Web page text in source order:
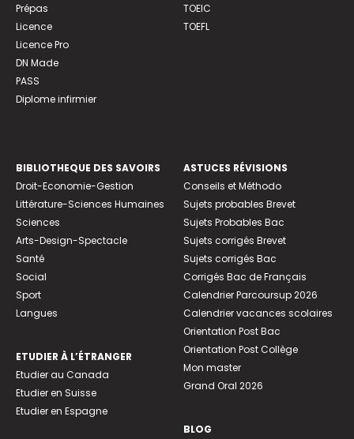
Prépas
Licence
Licence Pro
DN Made
PASS
Diplome infirmier
TOEIC
TOEFL
BIBLIOTHEQUE DES SAVOIRS
Droit-Economie-Gestion
Littérature-Sciences Humaines
Sciences
Arts-Design-Spectacle
Santé
Social
Sport
Langues
ETUDIER À L’ÉTRANGER
Etudier au Canada
Etudier en Suisse
Etudier en Espagne
ASTUCES RÉVISIONS
Conseils et Méthodo
Sujets probables Brevet
Sujets Probables Bac
Sujets corrigés Brevet
Sujets corrigés Bac
Corrigés Bac de Français
Calendrier Parcoursup 2026
Calendrier vacances scolaires
Orientation Post Bac
Orientation Post Collège
Mon master
Grand Oral 2026
BLOG